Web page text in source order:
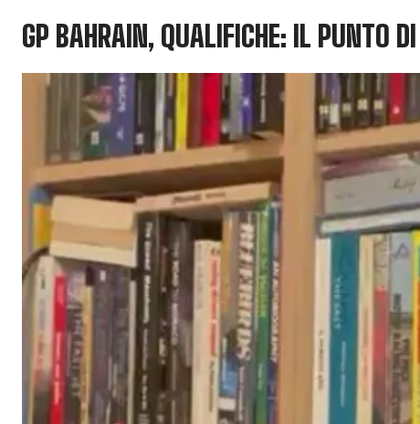
GP BAHRAIN, QUALIFICHE: IL PUNTO